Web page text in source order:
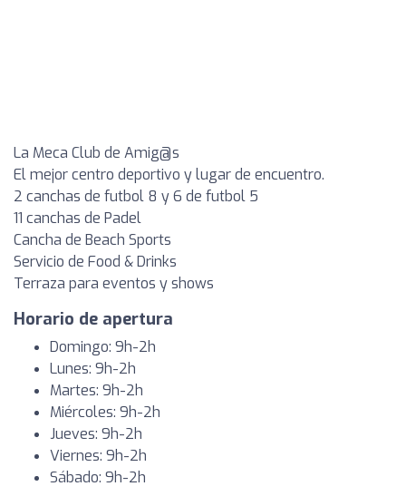
La Meca Club de Amig@s
El mejor centro deportivo y lugar de encuentro.
2 canchas de futbol 8 y 6 de futbol 5
11 canchas de Padel
Cancha de Beach Sports
Servicio de Food & Drinks
Terraza para eventos y shows
Horario de apertura
Domingo: 9h-2h
Lunes: 9h-2h
Martes: 9h-2h
Miércoles: 9h-2h
Jueves: 9h-2h
Viernes: 9h-2h
Sábado: 9h-2h